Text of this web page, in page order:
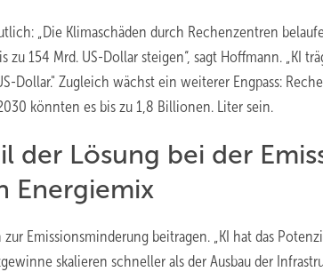
„Die Klimaschäden durch Rechenzentren
zu 154 Mrd. US-Dollar steigen“, sagt Hoffmann. „KI
Dollar." Zugleich wächst ein weiterer Engpass:
könnten es bis zu 1,8 Billionen. Liter sein.
der Lösung bei der
Energiemix
Emissionsminderung beitragen. „KI hat das
skalieren schneller als der Ausbau der